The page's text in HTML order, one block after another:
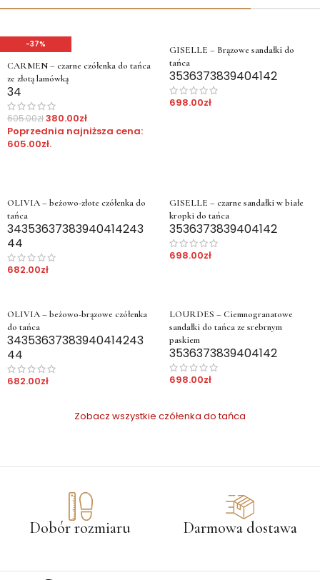
-37%
CARMEN – czarne czółenka do tańca
ze złotą lamówką
34
605.00zł380.00zł
Poprzednia najniższa cena:
605.00zł.
GISELLE – Brązowe sandałki do
tańca
3536373839404142
698.00zł
OLIVIA – beżowo-złote czółenka do
tańca
34353637383940414243
44
682.00zł
GISELLE – czarne sandałki w białe
kropki do tańca
3536373839404142
698.00zł
OLIVIA – beżowo-brązowe czółenka
do tańca
34353637383940414243
44
682.00zł
LOURDES – Ciemnogranatowe
sandałki do tańca ze srebrnym
paskiem
3536373839404142
698.00zł
Zobacz wszystkie czółenka do tańca
Dobór rozmiaru Darmowa dostawa